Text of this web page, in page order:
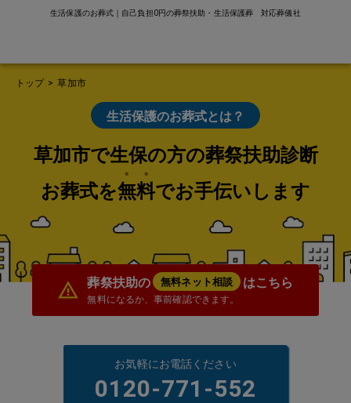
生活保護のお葬式｜自己負担0円の葬祭扶助・生活保護葬 対応葬儀社
トップ > 草加市
生活保護のお葬式とは？
草加市で生保の方の葬祭扶助診断
お葬式を無料でお手伝いします
葬祭扶助の 無料ネット相談 はこちら
無料になるか、事前確認できます。
お気軽にお電話ください
0120-771-552